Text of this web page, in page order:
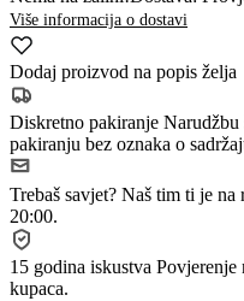
Više informacija o dostavi
Dodaj proizvod na popis želja
Diskretno pakiranje Narudžbu
pakiranju bez oznaka o
Trebaš savjet? Naš tim ti je na
20:00.
15 godina iskustva Povjerenje
kupaca.